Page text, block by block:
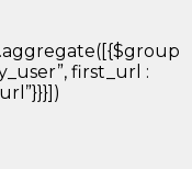
first_url :